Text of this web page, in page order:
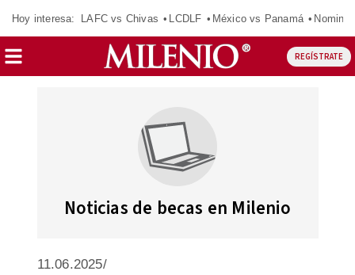
Hoy interesa: LAFC vs Chivas LCDLF México vs Panamá
REGÍSTRATE
Noticias de becas en Milenio
11.06.2025/